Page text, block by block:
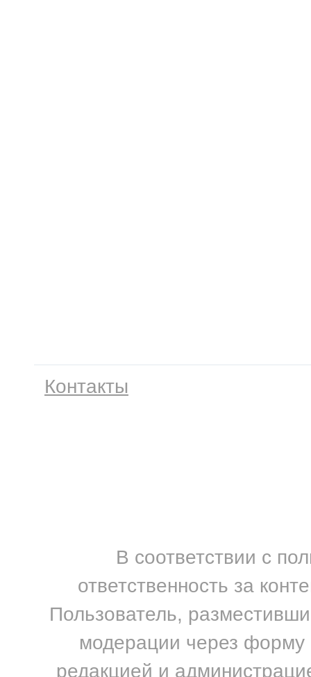
Контакты
В соответствии с
ответственность за
Пользователь,
модерации через форму
редакцией и